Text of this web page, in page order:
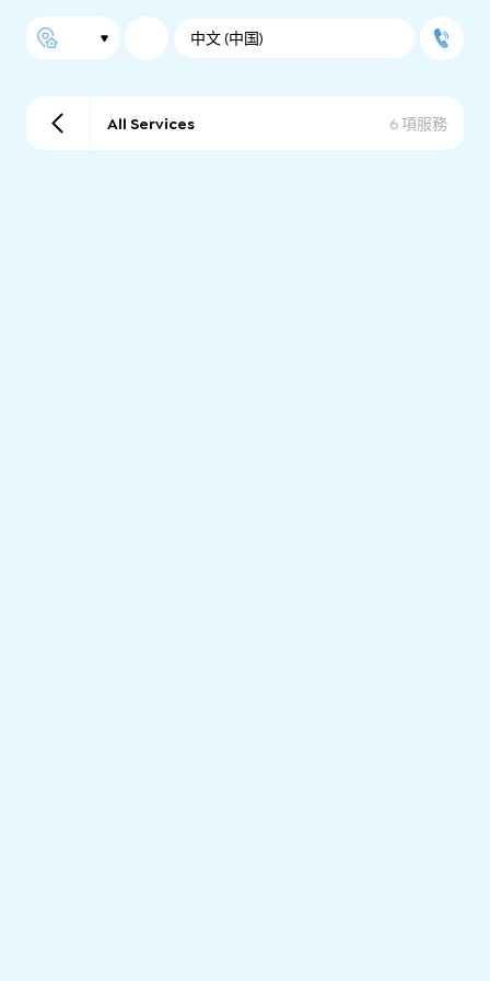
中文 (中国)
All Services 6 項服務